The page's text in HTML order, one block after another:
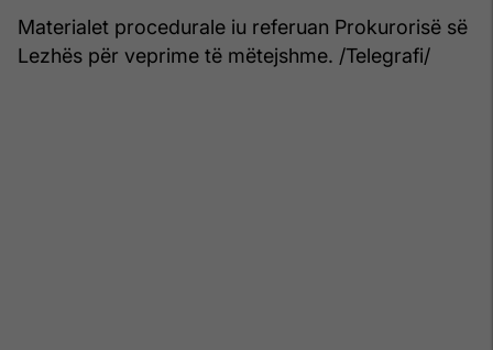
Materialet procedurale iu referuan Prokurorisë së
Lezhës për veprime të mëtejshme. /Telegrafi/